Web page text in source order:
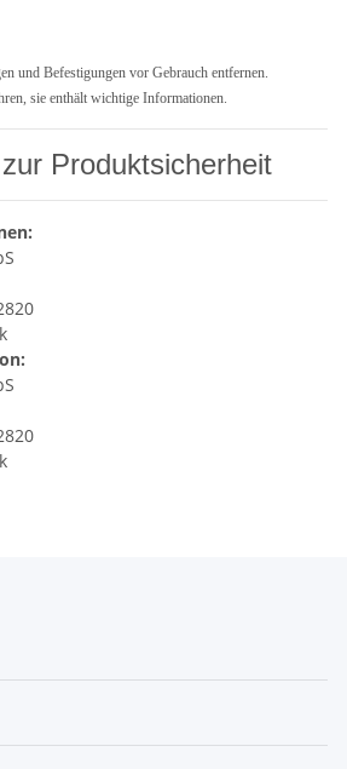
und Befestigungen vor Gebrauch entfernen.
sie enthält wichtige Informationen.
Produktsicherheit